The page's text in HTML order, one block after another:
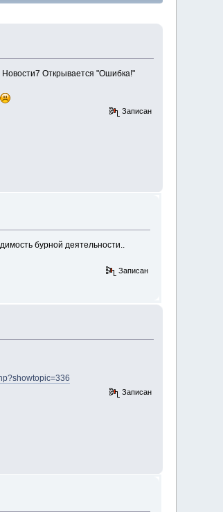
Новости7 Открывается "Ошибка!"
Записан
бурной деятельности..
Записан
Записан